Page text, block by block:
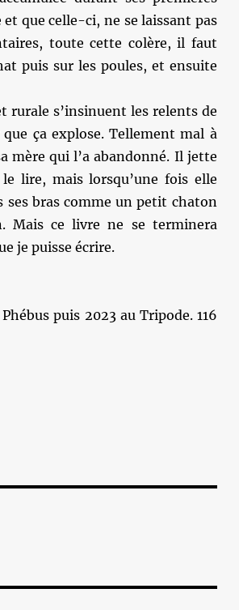
que celle-ci, ne se laissant pas
toute cette colère, il faut
puis sur les poules, et ensuite
rurale s’insinuent les relents de
ça explose. Tellement mal à
mère qui l’a abandonné. Il jette
lire, mais lorsqu’une fois elle
bras comme un petit chaton
Mais ce livre ne se terminera
je puisse écrire.
puis 2023 au Tripode. 116